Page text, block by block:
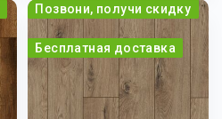
Позвони, получи скидку
Бесплатная доставка